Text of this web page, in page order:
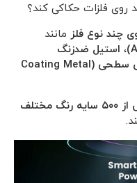
روی فلزات حکاکی کند؟
چند نوع فلز مانند
، استیل ضدزنگ
فلزات با پوشش سطحی (Coating Metal
مختلف